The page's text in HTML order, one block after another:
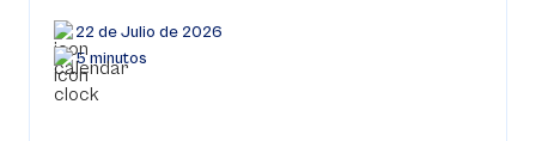
22 de Julio de 2026
5 minutos